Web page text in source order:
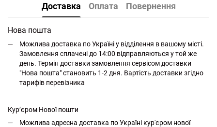
Доставка Оплата Повернення
Нова пошта
Можлива доставка по Україні у відділення в вашому місті.
Замовлення сплачені до 14:00 відправляються у той же
день. Термін доставки замовлення сервісом доставки
"Нова пошта" становить 1-2 дня. Вартість доставки згідно
тарифів перевізника
Кур’єром Нової пошти
Можлива адресна доставка по Україні кур'єром нової